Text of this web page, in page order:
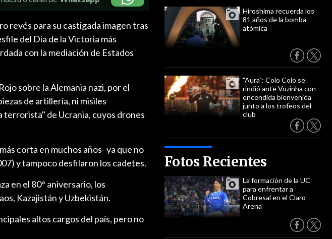
Hiroshima recuerda los
81 años de la bomba
atómica
"Aura": Colo Colo se
rindió ante Vozinha con
encendida bienvenida
junto a los trofeos del
club
Fotos Recientes
La formación de la UC
para enfrentar a
Cobresal en el Claro
Arena
revés para su castigada imagen tras
del Día de la Victoria más
con la mediación de Estados
sobre la Alemania nazi, por el
de artillería, ni misiles
de Ucrania, cuyos drones
corta en muchos años- ya que no
y tampoco desfilaron los cadetes.
en el 80° aniversario, los
Kazajistán y Uzbekistán.
altos cargos del país, pero no